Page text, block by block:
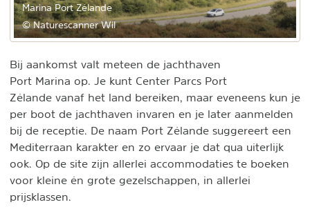
Marina Port Zélande
© Naturescanner Wil
Bij aankomst valt meteen de jachthaven
Port Marina op. Je kunt Center Parcs Port
Zélande vanaf het land bereiken, maar eveneens kun je
per boot de jachthaven invaren en je later aanmelden
bij de receptie. De naam Port Zélande suggereert een
Mediterraan karakter en zo ervaar je dat qua uiterlijk
ook. Op de site zijn allerlei accommodaties te boeken
voor kleine én grote gezelschappen, in allerlei
prijsklassen.